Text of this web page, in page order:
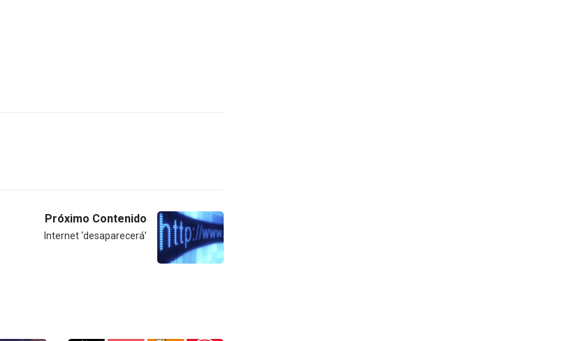
Próximo Contenido
Internet ‘desaparecerá’